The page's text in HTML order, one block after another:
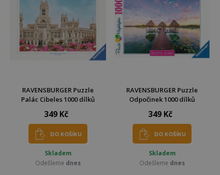
RAVENSBURGER Puzzle
Palác Cibeles 1000 dílků
349 Kč
DO KOŠÍKU
Skladem
Odešleme dnes
RAVENSBURGER Puzzle
Odpočinek 1000 dílků
349 Kč
DO KOŠÍKU
Skladem
Odešleme dnes